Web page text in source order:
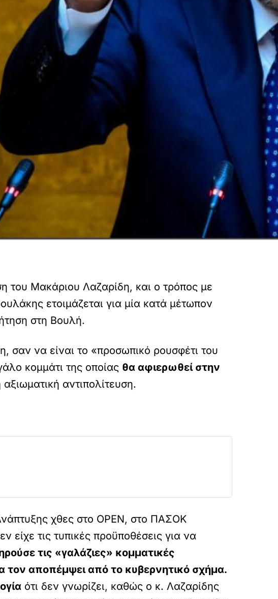
του Μακάριου Λαζαρίδη, και ο τρόπος με
ετοιμάζεται για μία κατά μέτωπον
στη Βουλή.
σαν να είναι το «προσωπικό ρουσφέτι του
κομμάτι της οποίας θα αφιερωθεί στην
αξιωματική αντιπολίτευση.
χθες στο ΟΡΕΝ, στο ΠΑΣΟΚ
είχε τις τυπικές προϋποθέσεις για να
τις «γαλάζιες» κομματικές
αποπέμψει από το κυβερνητικό σχήμα.
ότι δεν γνωρίζει, καθώς ο κ. Λαζαρίδης